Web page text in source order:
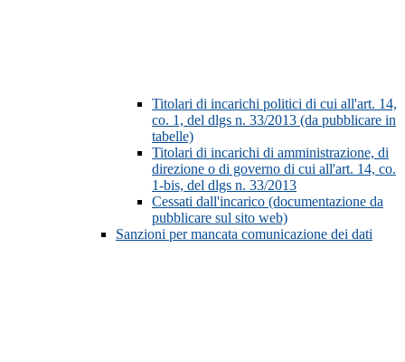
Titolari di incarichi politici di cui all'art. 14,
co. 1, del dlgs n. 33/2013 (da pubblicare in
tabelle)
Titolari di incarichi di amministrazione, di
direzione o di governo di cui all'art. 14, co.
1-bis, del dlgs n. 33/2013
Cessati dall'incarico (documentazione da
pubblicare sul sito web)
Sanzioni per mancata comunicazione dei dati